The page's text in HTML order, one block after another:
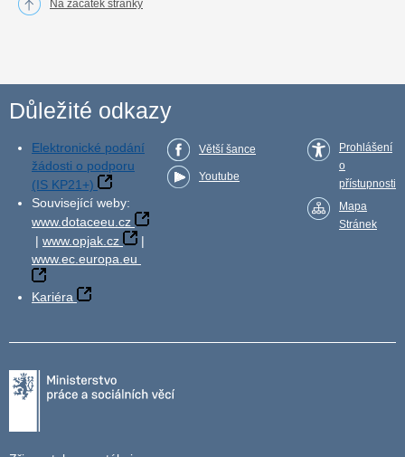
Na začátek stránky
Důležité odkazy
Elektronické podání
žádosti o podporu
(IS KP21+)
Související weby:
www.dotaceeu.cz
| www.opjak.cz
|
www.ec.europa.eu
Kariéra
Větší šance
Youtube
Prohlášení
o
přístupnosti
Mapa
Stránek